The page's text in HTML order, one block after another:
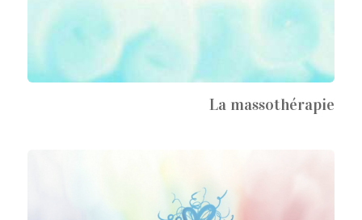
La massothérapie